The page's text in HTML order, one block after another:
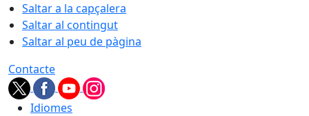
Saltar a la capçalera
Saltar al contingut
Saltar al peu de pàgina
Contacte
Idiomes